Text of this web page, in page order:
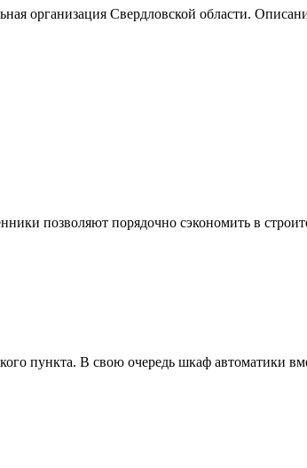
организация Свердловской области.
позволяют порядочно сэкономить в
пункта. В свою очередь шкаф автоматики